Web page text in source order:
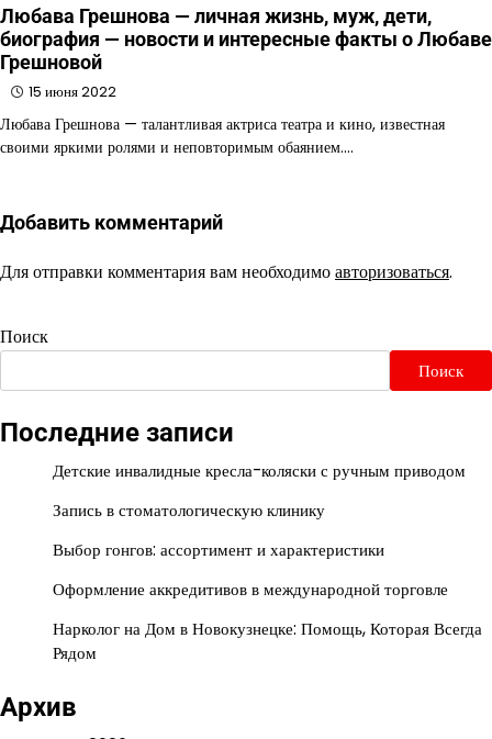
Любава Грешнова — личная жизнь, муж, дети,
биография — новости и интересные факты о Любаве
Грешновой
15 июня 2022
Любава Грешнова — талантливая актриса театра и кино, известная
своими яркими ролями и неповторимым обаянием.…
Добавить комментарий
Для отправки комментария вам необходимоавторизоваться.
Поиск
Поиск
Последние записи
Детские инвалидные кресла-коляски с ручным приводом
Запись в стоматологическую клинику
Выбор гонгов: ассортимент и характеристики
Оформление аккредитивов в международной торговле
Нарколог на Дом в Новокузнецке: Помощь, Которая Всегда
Рядом
Архив